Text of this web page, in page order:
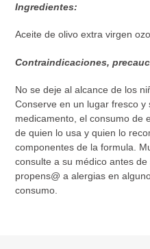
Ingredientes:
Aceite de olivo extra virgen
Contraindicaciones,
No se deje al alcance de los
Conserve en un lugar fresco
medicamento, el consumo de
de quien lo usa y quien lo
componentes de la formula.
consulte a su médico antes
propens@ a alergias en
consumo.